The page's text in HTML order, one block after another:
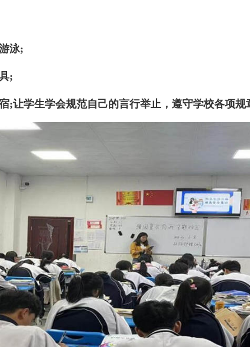
泳;
;
;让学生学会规范自己的言行举止，遵守学校各项规